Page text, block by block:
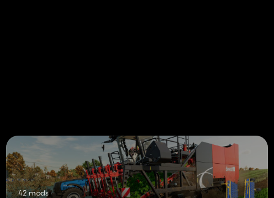
42 mods